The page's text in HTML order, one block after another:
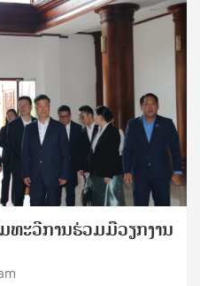
ທະວີການຮ່ວມມືວຽກງານ